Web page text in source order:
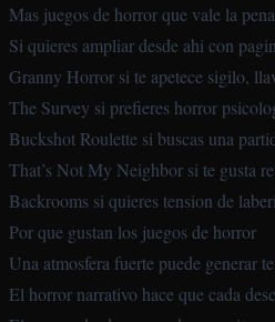
Mas juegos de horror que vale la
Si quieres ampliar desde ahi con
Granny Horror si te apetece sigilo,
The Survey si prefieres horror
Buckshot Roulette si buscas una
That’s Not My Neighbor si te gusta
Backrooms si quieres tension de
Por que gustan los juegos de horror
Una atmosfera fuerte puede generar
El horror narrativo hace que cada